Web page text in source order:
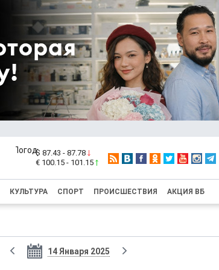
$ 87.43 - 87.78
€ 100.15 - 101.15
КУЛЬТУРА СПОРТ ПРОИСШЕСТВИЯ АКЦИЯ ВБ
14 Января 2025